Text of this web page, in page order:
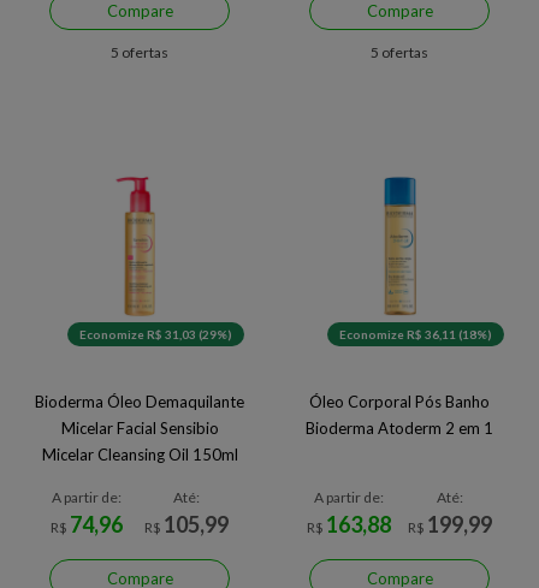
Compare
5 ofertas
Compare
5 ofertas
Economize R$ 31,03 (29%)
Bioderma Óleo Demaquilante
Micelar Facial Sensibio
Micelar Cleansing Oil 150ml
A partir de:
R$ 74,96
Até:
R$ 105,99
Compare
Economize R$ 36,11 (18%)
Óleo Corporal Pós Banho
Bioderma Atoderm 2 em 1
A partir de:
R$ 163,88
Até:
R$ 199,99
Compare